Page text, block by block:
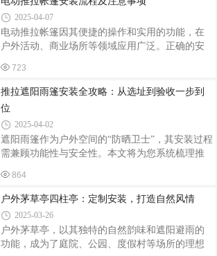
的点睛之笔。定制设计：满足多元需求户外茅草
亭、四柱亭的定制设计是其魅力所在。在园林景
观中，无论是古典园林的曲径通幽，还是现代园
林的简洁明快，都能找到与之匹配的风格。商家
可根据品牌特色或经营主题，为商业街区、度假
草亭，搭配特色照明、绿植装饰等，营造出温
2025-04-07
电动推拉帐篷因其便捷的操作和实用的功能，在
户外活动、商业场所等领域应用广泛。正确的安
其使用寿命。以下是电动推拉帐篷的安装流程及
注意事项。安装流程前期准备场地勘察：仔细查
看安装场地，确保地面平整、坚实，无障碍物和
影响安装的因素。测量场地尺寸，明确推拉帐篷
的安装位置和范围。材料和工具准备：依据设计
要求，准备好所需材料，如钢结构框架、篷布、
电动驱动系统、滑轮、螺栓等。同时，准备好安
装工具，如电焊机、电钻、扳手、卷尺、吊车
723
推拉遮阳雨篷安装全攻略：从选址到验收一步到
位
2025-04-02
遮阳雨篷作为户外空间的“防晒卫士”，其安装过程
需兼顾功能性与安全性。本文将为您系统梳理推
外环境。一、安装前准备：规划先行，事半功倍
选址规划功能定位：根据需求确定遮阳范围，优
先考虑阳光直射区与雨水汇集点。场地测量：使
用卷尺测量安装区域尺寸，标注立柱固定点（建
议间距≤3米）。合规检查：查阅当地建筑规范，
部分区域需提前报备物业或城管部门。工具材料
864
户外茅草亭四柱亭：定制安装，打造自然风情
2025-03-26
户外茅草亭，以其独特的自然韵味和遮阳避雨的
功能，成为了庭院、公园、度假村等场所的理想